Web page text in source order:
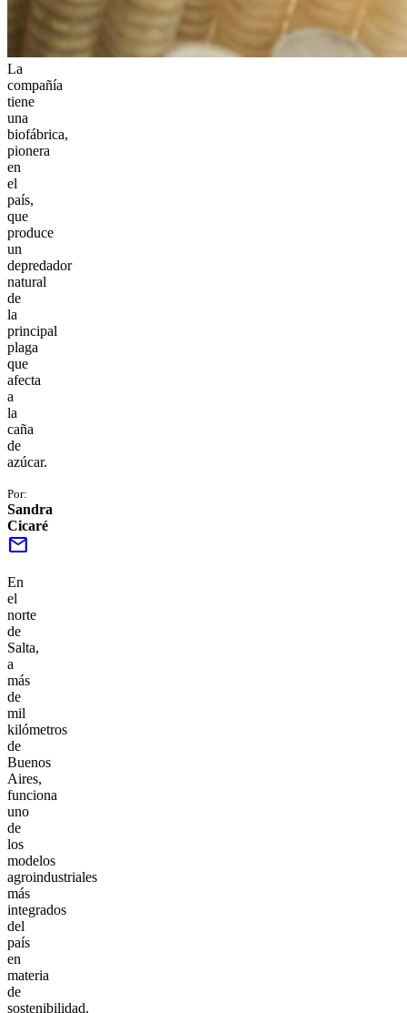
La
compañía
tiene
una
biofábrica,
pionera
en
el
país,
que
produce
un
depredador
natural
de
la
principal
plaga
que
afecta
a
la
caña
de
azúcar.
Por:
Sandra
Cicaré
mail
En
el
norte
de
Salta,
a
más
de
mil
kilómetros
de
Buenos
Aires,
funciona
uno
de
los
modelos
agroindustriales
más
integrados
del
país
en
materia
de
sostenibilidad.